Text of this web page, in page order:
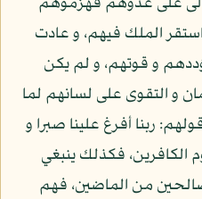
الملك فيهم، و عادت
و قوتهم، و لم يكن
و التقوى على لسانهم لما
ربنا أفرغ علينا صبرا و
الكافرين، فكذلك ينبغي
من الماضين، فهم